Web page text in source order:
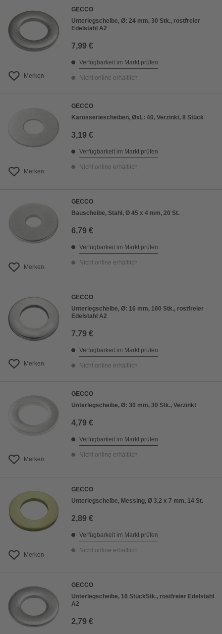
Merken
GECCO
Unterlegscheibe, Ø: 24 mm, 30 Stk., rostfreier
Edelstahl A2
7,99 €
Verfügbarkeit im Markt prüfen
Nicht online erhältlich
Merken
GECCO
Karosseriescheiben, ØxL: 40, Verzinkt, 8 Stück
3,19 €
Verfügbarkeit im Markt prüfen
Nicht online erhältlich
Merken
GECCO
Bauscheibe, Stahl, Ø 45 x 4 mm, 20 St.
6,79 €
Verfügbarkeit im Markt prüfen
Nicht online erhältlich
Merken
GECCO
Unterlegscheibe, Ø: 16 mm, 100 Stk., rostfreier
Edelstahl A2
7,79 €
Verfügbarkeit im Markt prüfen
Nicht online erhältlich
Merken
GECCO
Unterlegscheibe, Ø: 30 mm, 30 Stk., Verzinkt
4,79 €
Verfügbarkeit im Markt prüfen
Nicht online erhältlich
Merken
GECCO
Unterlegscheibe, Messing, Ø 3,2 x 7 mm, 14 St.
2,89 €
Verfügbarkeit im Markt prüfen
Nicht online erhältlich
GECCO
Unterlegscheibe, 16 StückStk., rostfreier Edelstahl
A2
2,79 €